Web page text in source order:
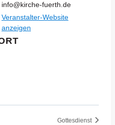
info@kirche-fuerth.de
Veranstalter-Website
anzeigen
Gottesdienst